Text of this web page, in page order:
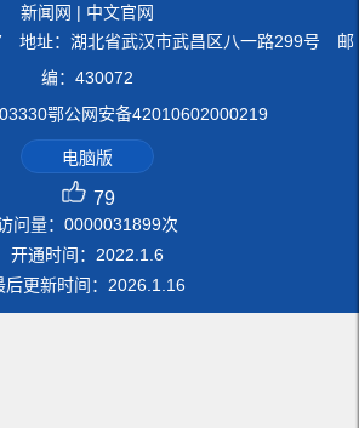
新闻网 | 中文官网
地址：湖北省武汉市武昌区八一路299号 邮
编：430072
鄂公网安备42010602000219
电脑版
79
问量： 0000031899次
开通时间： 2022 1 6
后更新时间： 2026 1 16